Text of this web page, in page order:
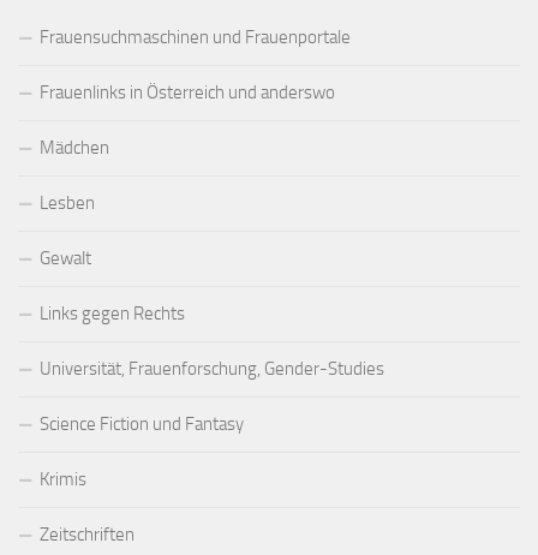
Frauensuchmaschinen und Frauenportale
Frauenlinks in Österreich und anderswo
Mädchen
Lesben
Gewalt
Links gegen Rechts
Universität, Frauenforschung, Gender-Studies
Science Fiction und Fantasy
Krimis
Zeitschriften